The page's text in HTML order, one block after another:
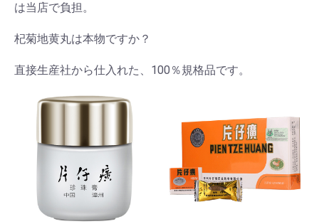
は当店で負担。
杞菊地黄丸は本物ですか？
直接生産社から仕入れた、100％規格品です。